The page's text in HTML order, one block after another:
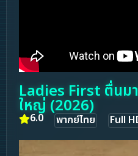
Ladies First ตื่นม
ใหญ่ (2026)
6.0 พากย์ไทย Full